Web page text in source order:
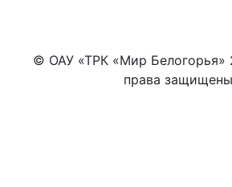
© ОАУ «ТРК «Мир Белогорья»
права